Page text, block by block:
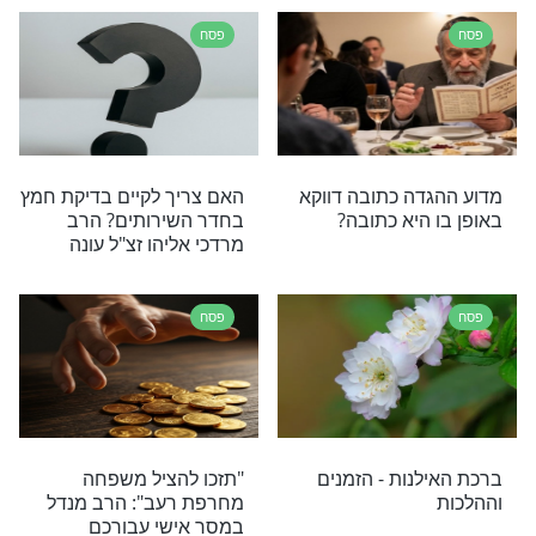
הסיפורים
קערת פסח | קערת ליל
החג
פסח